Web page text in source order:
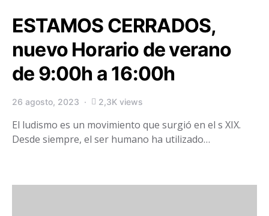
ESTAMOS CERRADOS,
nuevo Horario de verano
de 9:00h a 16:00h
26 agosto, 2023 2,3K views
El ludismo es un movimiento que surgió en el s XIX.
Desde siempre, el ser humano ha utilizado…